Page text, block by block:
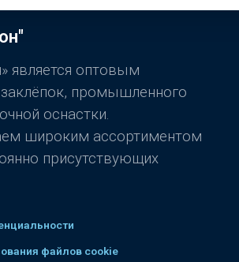
является оптовым
промышленного
оснастки.
широким ассортиментом
присутствующих
файлов cookie